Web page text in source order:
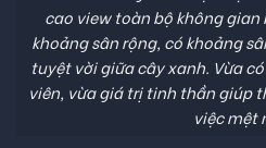
cao view toàn bộ không
khoảng sân rộng, có khoảng
tuyệt vời giữa cây xanh. Vừa
viên, vừa giá trị tinh thần giúp
việc mệt